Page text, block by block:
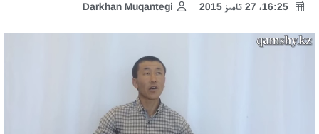
Darkhan Muqantegi